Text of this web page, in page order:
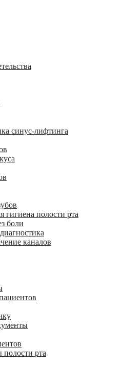
синус-лифтинга
гигиена полости рта
боли
каналов
полости рта